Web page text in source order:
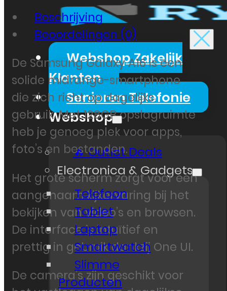
Webshop Zakelijk
Klanten
Senioren Telefonie
Webshop
🔥 Outlet Deals
Electronica & Gadgets
Telefoon
Tablet
Laptop
Smartwatch
Slimme
Producten
Beschrijving
Beoordelingen (0)
De Samsung Galaxy A16 is een
solide midrange-smartphone
die zich richt op dagelijks
gebruik. Met 128GB opslagruimte
heb je genoeg plek voor apps,
foto’s en bestanden.
Het grote scherm zorgt voor een
aangenaam kijkervaring bij het
bekijken van video’s en browsen.
De interface is intuïtief en
prettig in gebruik dankzij One UI.
De camera’s zijn geschikt voor